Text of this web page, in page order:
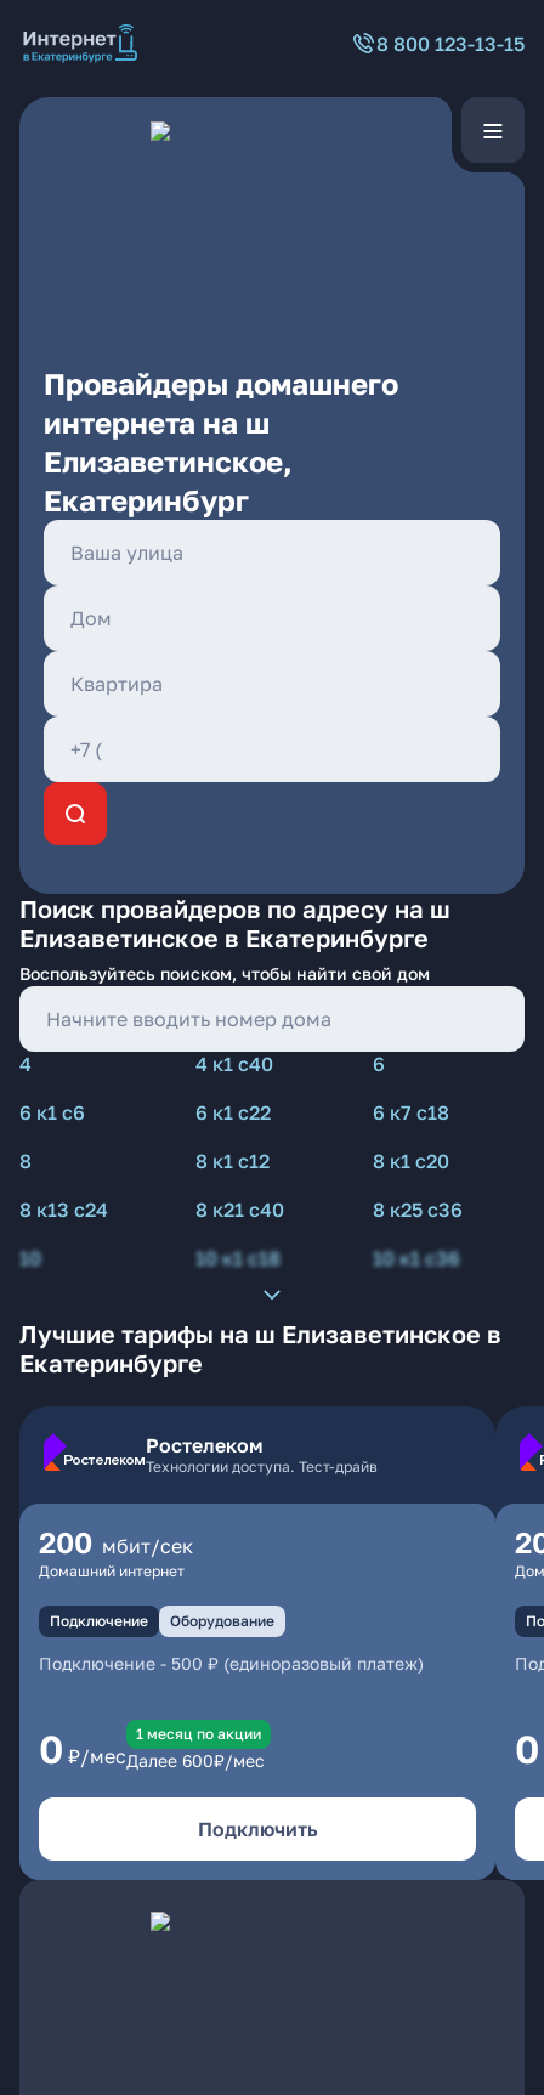
8 800 123-13-15
Провайдеры домашнего
интернета на ш
Елизаветинское,
Екатеринбург
Поиск провайдеров по адресу на ш
Елизаветинское в Екатеринбурге
Воспользуйтесь поиском, чтобы найти свой дом
4 4 к1 с40
6
6 к1 с6
6 к1 с22
6 к7 с18
8
8 к1 с12
8 к1 с20
8 к13 с24
8 к21 с40
8 к25 с36
10
10 к1 с18 10 к1 с36
Лучшие тарифы на ш Елизаветинское в
Екатеринбурге
Ростелеком
Технологии доступа. Тест-драйв
200 мбит/сек
Домашний интернет
Подключение Оборудование
Подключение - 500 ₽ (единоразовый платеж)
0 ₽/мес
1 месяц по акции
Далее 600₽/мес
Подключить
0